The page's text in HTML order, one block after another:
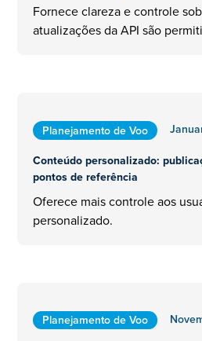
Fornece clareza e controle
atualizações da API são
Planejamento de Voo
Conteúdo personalizado:
pontos de referência
Oferece mais controle aos
personalizado.
Planejamento de Voo